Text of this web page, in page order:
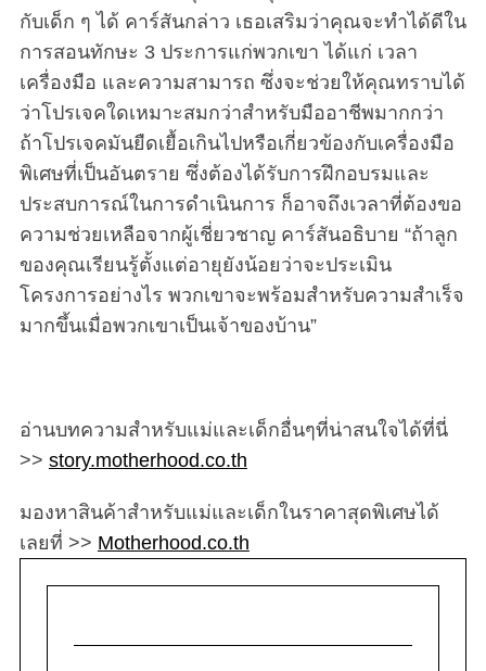
กับเด็ก ๆ ได้ คาร์สันกล่าว เธอเสริมว่าคุณจะทำได้ดีใน
การสอนทักษะ 3 ประการแก่พวกเขา ได้แก่ เวลา
เครื่องมือ และความสามารถ ซึ่งจะช่วยให้คุณทราบได้
ว่าโปรเจคใดเหมาะสมกว่าสำหรับมืออาชีพมากกว่า
ถ้าโปรเจคมันยืดเยื้อเกินไปหรือเกี่ยวข้องกับเครื่องมือ
พิเศษที่เป็นอันตราย ซึ่งต้องได้รับการฝึกอบรมและ
ประสบการณ์ในการดำเนินการ ก็อาจถึงเวลาที่ต้องขอ
ความช่วยเหลือจากผู้เชี่ยวชาญ คาร์สันอธิบาย “ถ้าลูก
ของคุณเรียนรู้ตั้งแต่อายุยังน้อยว่าจะประเมิน
โครงการอย่างไร พวกเขาจะพร้อมสำหรับความสำเร็จ
มากขึ้นเมื่อพวกเขาเป็นเจ้าของบ้าน”
อ่านบทความสำหรับแม่และเด็กอื่นๆที่น่าสนใจได้ที่นี่
>> story.motherhood.co.th
มองหาสินค้าสำหรับแม่และเด็กในราคาสุดพิเศษได้
เลยที่ >> Motherhood.co.th